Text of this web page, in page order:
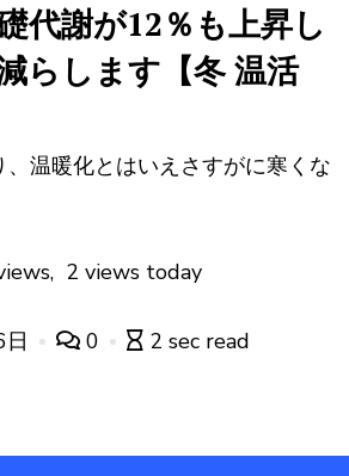
代謝が12％も上昇し
らします【冬 温活
温暖化とはいえさすがに寒くな
2 views today
0 2 sec read